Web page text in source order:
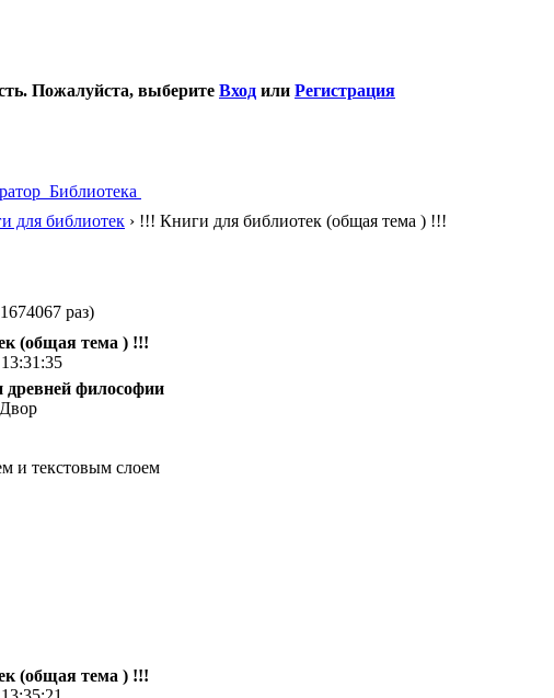
Пожалуйста, выберите Вход или Регистрация
Библиотека
для библиотек › !!! Книги для библиотек (общая тема ) !!!
раз)
(общая тема ) !!!
философии
и текстовым слоем
(общая тема ) !!!